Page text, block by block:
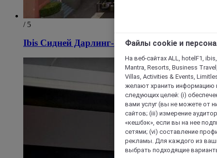
/ 5
Ibis Сидней Дарлинг-ХарборФайлы cookie и
На веб-сайтах ALL, hotelF1,
Mantra, Resorts, Business
Villas, Activities & Events,
желают хранить информацию
следующих целей: (i)
вами услуг (вы не можете от
сайтов; (iii) измерение
«кешбэк», если вы на нее
сетями; (vi) составление
рекламы. Для каждого из
выбрать подходящие